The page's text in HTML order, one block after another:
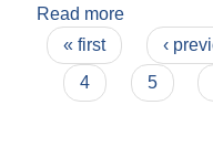
Read more
Pages
« first ‹
4
5